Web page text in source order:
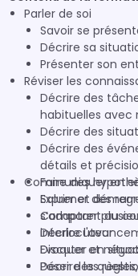
Parler de soi
Savoir se
Décrire sa
Présenter son
Réviser les
Décrire des
habituelles avec
Décrire des
Décrire des
détails et
Faire des
Exprimer des
Comparer
Décrire
Evoquer et
Décrire les
Communiquer en
Saluer et
s’adaptant au
interlocuteur
Discuter en
Poser des